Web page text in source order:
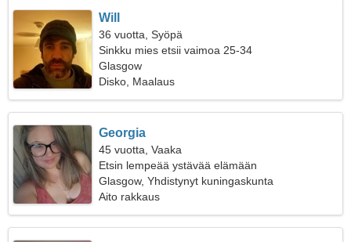
Will
36 vuotta, Syöpä
Sinkku mies etsii vaimoa 25-34
Glasgow
Disko, Maalaus
Georgia
45 vuotta, Vaaka
Etsin lempeää ystävää elämään
Glasgow, Yhdistynyt kuningaskunta
Aito rakkaus